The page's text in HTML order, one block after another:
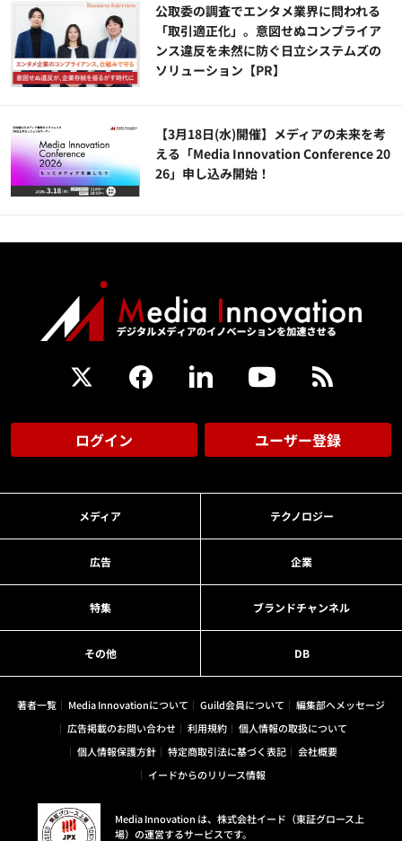
公​​取委の調査でエンタメ業界に問われる
「取引適正化」。意図せぬコンプライア
ンス違反を未然に防ぐ日立システムズの
ソリューション​【PR】
【3月18日(水)開催】メディアの未来を考
える「Media Innovation Conference 20
26」申し込み開始！
ログイン ユーザー登録
メディア テクノロジー
広告 企業
特集 ブランドチャンネル
その他 DB
著者一覧 Media Innovationについて Guild会員について
編集部へメッセージ
広告掲載のお問い合わせ
利用規約
個人情報の取扱について
個人情報保護方針
特定商取引法に基づく表記
会社概要
イードからのリリース情報
Media Innovation は、株式会社イード（東証グロース上
場）の運営するサービスです。